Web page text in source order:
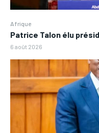
Afrique
Patrice Talon élu
6 août 2026